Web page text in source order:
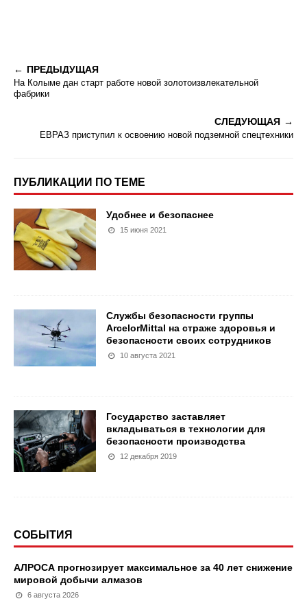
ПРЕДЫДУЩАЯ
На Колыме дан старт работе новой золотоизвлекательной
фабрики
СЛЕДУЮЩАЯ
ЕВРАЗ приступил к освоению новой подземной спецтехники
ПУБЛИКАЦИИ ПО ТЕМЕ
Удобнее и безопаснее
15 июня 2021
Службы безопасности группы
ArcelorMittal на страже здоровья и
безопасности своих сотрудников
10 августа 2021
Государство заставляет
вкладываться в технологии для
безопасности производства
12 декабря 2019
СОБЫТИЯ
АЛРОСА прогнозирует максимальное за 40 лет снижение
мировой добычи алмазов
6 августа 2026